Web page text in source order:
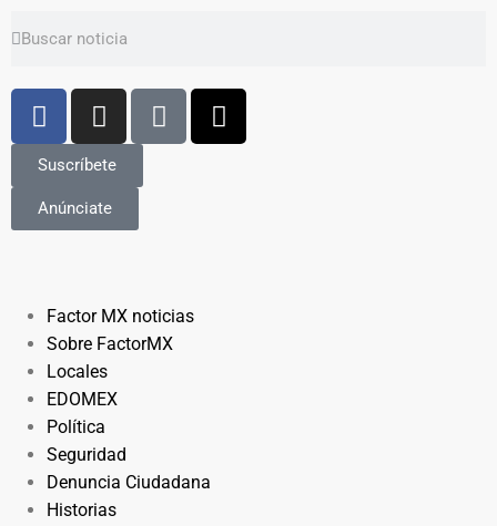
Suscríbete
Anúnciate
Factor MX noticias
Sobre FactorMX
Locales
EDOMEX
Política
Seguridad
Denuncia Ciudadana
Historias